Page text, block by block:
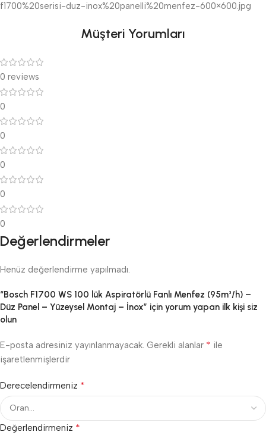
f1700%20serisi-duz-inox%20panelli%20menfez-600×600.jpg
Müşteri Yorumları
0 reviews
0
0
0
0
0
Değerlendirmeler
Henüz değerlendirme yapılmadı.
“Bosch F1700 WS 100 lük Aspiratörlü Fanlı Menfez (95m³/h) –
Düz Panel – Yüzeysel Montaj – İnox” için yorum yapan ilk kişi siz
olun
E-posta adresiniz yayınlanmayacak. Gerekli alanlar * ile
işaretlenmişlerdir
Derecelendirmeniz *
Değerlendirmeniz *